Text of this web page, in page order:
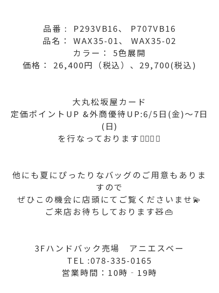
品番 : P293VB16、 P707VB16
品名： WAX35-01、 WAX35-02
カラー： 5色展開
価格： 26,400円（税込）、29,700(税込)
大丸松坂屋カード
定価ポイントUP &外商優待UP:6/5日(金)〜7日
(日)
を行なっております💁🏻‍♀️✨
他にも夏にぴったりなバッグのご用意もありま
すので
ぜひこの機会に店頭にてご覧くださいませ💫
ご来店お待ちしております🧸👜
3Fハンドバック売場 アニエスベー
TEL :078-335-0165
営業時間：10時‐19時